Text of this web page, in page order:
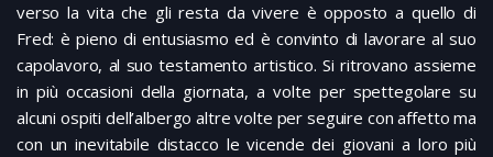
verso la vita che gli resta da vivere è opposto a quello di
Fred: è pieno di entusiasmo ed è convinto di lavorare al suo
capolavoro, al suo testamento artistico. Si ritrovano assieme
in più occasioni della giornata, a volte per spettegolare su
alcuni ospiti dell’albergo altre volte per seguire con affetto ma
con un inevitabile distacco le vicende dei giovani a loro più